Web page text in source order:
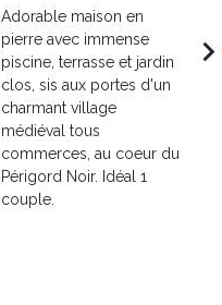
Adorable maison en
pierre avec immense
piscine, terrasse et jardin
clos, sis aux portes d'un
charmant village
médiéval tous
commerces, au coeur du
Périgord Noir. Idéal 1
couple.